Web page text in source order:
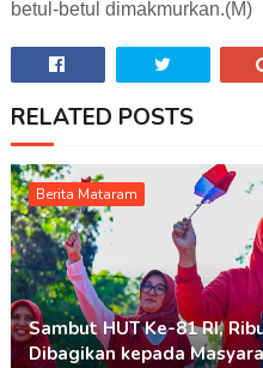
betul-betul dimakmurkan.(M)
RELATED POSTS
Berita Mataram
Sambut HUT Ke-81 RI,
Dibagikan kepada